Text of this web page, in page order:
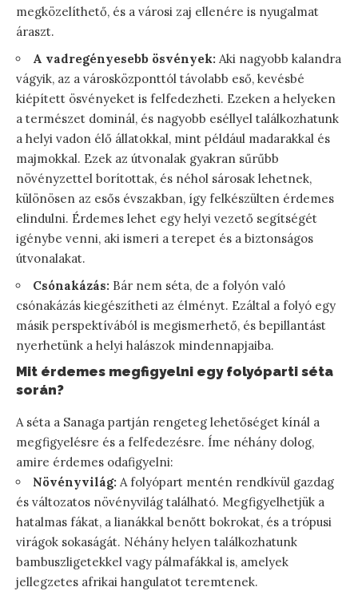
megközelíthető, és a városi zaj ellenére is nyugalmat
áraszt.
A vadregényesebb ösvények: Aki nagyobb kalandra
vágyik, az a városközponttól távolabb eső, kevésbé
kiépített ösvényeket is felfedezheti. Ezeken a helyeken
a természet dominál, és nagyobb eséllyel találkozhatunk
a helyi vadon élő állatokkal, mint például madarakkal és
majmokkal. Ezek az útvonalak gyakran sűrűbb
növényzettel borítottak, és néhol sárosak lehetnek,
különösen az esős évszakban, így felkészülten érdemes
elindulni. Érdemes lehet egy helyi vezető segítségét
igénybe venni, aki ismeri a terepet és a biztonságos
útvonalakat.
Csónakázás: Bár nem séta, de a folyón való
csónakázás kiegészítheti az élményt. Ezáltal a folyó egy
másik perspektívából is megismerhető, és bepillantást
nyerhetünk a helyi halászok mindennapjaiba.
Mit érdemes megfigyelni egy folyóparti séta
során?
A séta a Sanaga partján rengeteg lehetőséget kínál a
megfigyelésre és a felfedezésre. Íme néhány dolog,
amire érdemes odafigyelni:
Növényvilág: A folyópart mentén rendkívül gazdag
és változatos növényvilág található. Megfigyelhetjük a
hatalmas fákat, a lianákkal benőtt bokrokat, és a trópusi
virágok sokaságát. Néhány helyen találkozhatunk
bambuszligetekkel vagy pálmafákkal is, amelyek
jellegzetes afrikai hangulatot teremtenek.